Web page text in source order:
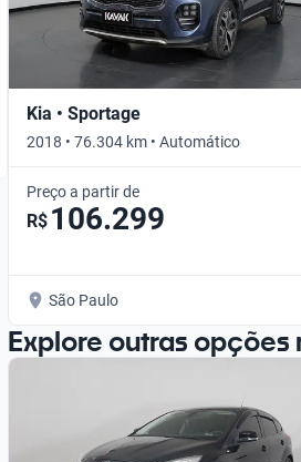
Kia • Sportage
2018 • 76.304 km • Automático
Preço a partir de
R$ 106.299
São Paulo
Explore outras